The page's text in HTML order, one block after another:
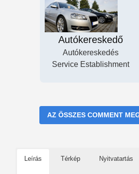
Autókereskedő
Autókereskedés
Service Establishment
AZ ÖSSZES COMMENT
Leírás Térkép Nyitvatartás